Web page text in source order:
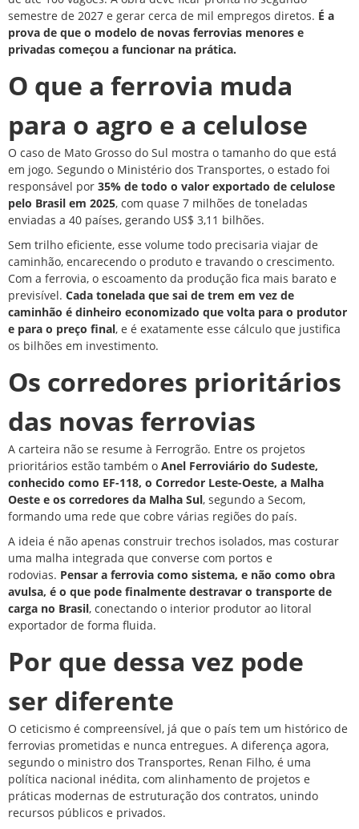
semestre de 2027 e gerar cerca de mil empregos diretos. É a
prova de que o modelo de novas ferrovias menores e
privadas começou a funcionar na prática.
O que a ferrovia muda
para o agro e a celulose
O caso de Mato Grosso do Sul mostra o tamanho do que está
em jogo. Segundo o Ministério dos Transportes, o estado foi
responsável por 35% de todo o valor exportado de celulose
pelo Brasil em 2025, com quase 7 milhões de toneladas
enviadas a 40 países, gerando US$ 3,11 bilhões.
Sem trilho eficiente, esse volume todo precisaria viajar de
caminhão, encarecendo o produto e travando o crescimento.
Com a ferrovia, o escoamento da produção fica mais barato e
previsível. Cada tonelada que sai de trem em vez de
caminhão é dinheiro economizado que volta para o produtor
e para o preço final, e é exatamente esse cálculo que justifica
os bilhões em investimento.
Os corredores prioritários
das novas ferrovias
A carteira não se resume à Ferrogrão. Entre os projetos
prioritários estão também o Anel Ferroviário do Sudeste,
conhecido como EF-118, o Corredor Leste-Oeste, a Malha
Oeste e os corredores da Malha Sul, segundo a Secom,
formando uma rede que cobre várias regiões do país.
A ideia é não apenas construir trechos isolados, mas costurar
uma malha integrada que converse com portos e
rodovias. Pensar a ferrovia como sistema, e não como obra
avulsa, é o que pode finalmente destravar o transporte de
carga no Brasil, conectando o interior produtor ao litoral
exportador de forma fluida.
Por que dessa vez pode
ser diferente
O ceticismo é compreensível, já que o país tem um histórico de
ferrovias prometidas e nunca entregues. A diferença agora,
segundo o ministro dos Transportes, Renan Filho, é uma
política nacional inédita, com alinhamento de projetos e
práticas modernas de estruturação dos contratos, unindo
recursos públicos e privados.